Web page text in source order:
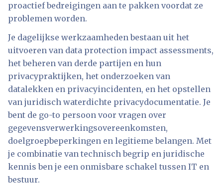
proactief bedreigingen aan te pakken voordat ze
problemen worden.
Je dagelijkse werkzaamheden bestaan uit het
uitvoeren van data protection impact assessments,
het beheren van derde partijen en hun
privacypraktijken, het onderzoeken van
datalekken en privacyincidenten, en het opstellen
van juridisch waterdichte privacydocumentatie. Je
bent de go-to persoon voor vragen over
gegevensverwerkingsovereenkomsten,
doelgroepbeperkingen en legitieme belangen. Met
je combinatie van technisch begrip en juridische
kennis ben je een onmisbare schakel tussen IT en
bestuur.